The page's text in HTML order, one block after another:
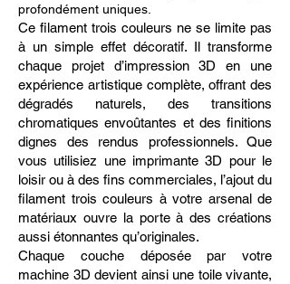
profondément uniques.
Ce filament trois couleurs ne se limite pas
à un simple effet décoratif. Il transforme
chaque projet d’impression 3D en une
expérience artistique complète, offrant des
dégradés naturels, des transitions
chromatiques envoûtantes et des finitions
dignes des rendus professionnels. Que
vous utilisiez une imprimante 3D pour le
loisir ou à des fins commerciales, l’ajout du
filament trois couleurs à votre arsenal de
matériaux ouvre la porte à des créations
aussi étonnantes qu’originales.
Chaque couche déposée par votre
machine 3D devient ainsi une toile vivante,